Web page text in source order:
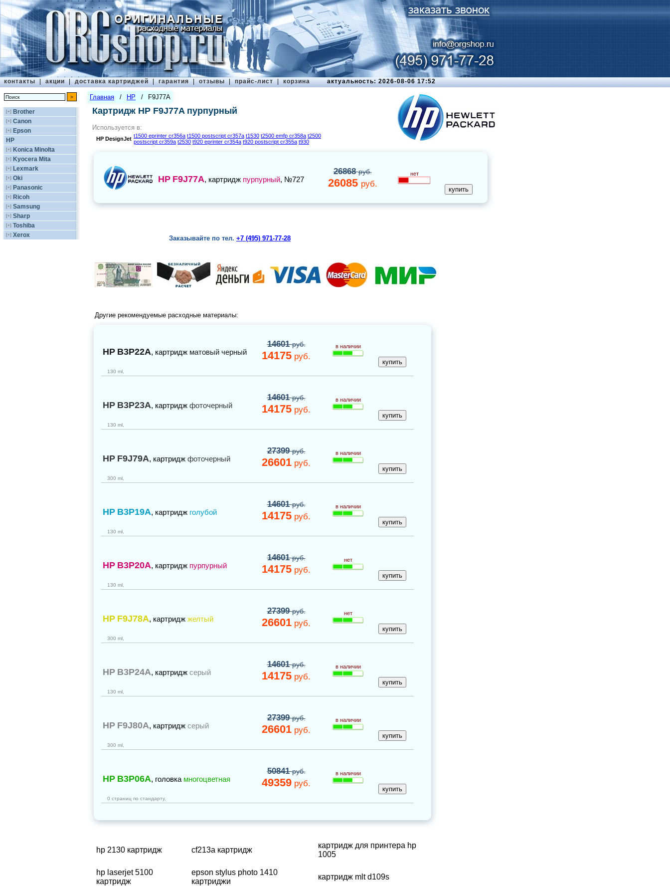
контакты | акции | доставка картриджей | гарантия | отзывы | прайс-лист | корзина актуальность: 2026-08-06 17:52
[+] Brother
[+] Canon
[+] Epson
HP
[+] Konica Minolta
[+] Kyocera Mita
[+] Lexmark
[+] Oki
[+] Panasonic
[+] Ricoh
[+] Samsung
[+] Sharp
[+] Toshiba
[+] Xerox
Главная / HP / F9J77A
Картридж HP F9J77A пурпурный
Используется в:
HP DesignJet t1500 eprinter cr356a t1500 postscript cr357a t1530 t2500 emfp cr358a t2500
postscript cr359a t2530 t920 eprinter cr354a t920 postscript cr355a t930
HP F9J77A, картридж пурпурный, №727
26868руб.
26085 руб.
нет
Заказывайте по тел. +7 (495) 971-77-28
Другие рекомендуемые расходные материалы:
HP B3P22A, картридж матовый черный
14601руб.
14175 руб.
в наличии
130 ml,
HP B3P23A, картридж фоточерный
14601руб.
14175 руб.
в наличии
130 ml,
HP F9J79A, картридж фоточерный
27399руб.
26601 руб.
в наличии
300 ml,
HP B3P19A, картридж голубой
14601руб.
14175 руб.
в наличии
130 ml,
HP B3P20A, картридж пурпурный
14601руб.
14175 руб.
нет
130 ml,
HP F9J78A, картридж желтый
27399руб.
26601 руб.
нет
300 ml,
HP B3P24A, картридж серый
14601руб.
14175 руб.
в наличии
130 ml,
HP F9J80A, картридж серый
27399руб.
26601 руб.
в наличии
300 ml,
HP B3P06A, головка многоцветная
50841руб.
49359 руб.
в наличии
0 страниц по стандарту,
hp 2130 картридж cf213a картридж
картридж для принтера hp
1005
hp laserjet 5100
картридж
epson stylus photo 1410
картриджи
картридж mlt d109s